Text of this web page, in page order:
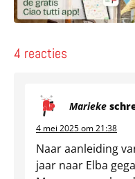
4 reacties
Marieke
4 mei 2025 om 21:38
Naar aanleiding
jaar naar Elba